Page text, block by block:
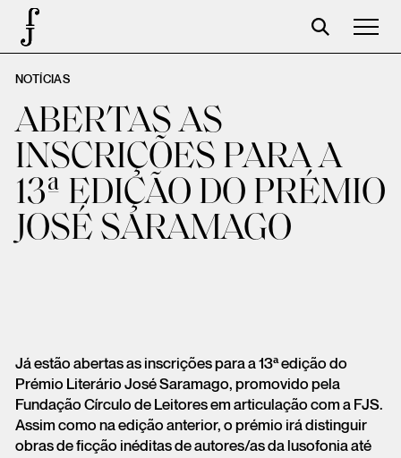
José Saramago
Programación
La Fundación
Aparceros
Centenario
Acceso
NOTÍCIAS
ABERTAS AS
INSCRIÇÕES PARA A
13ª EDIÇÃO DO PRÉMIO
JOSÉ SARAMAGO
Já estão abertas as inscrições para a 13ª edição do
Prémio Literário José Saramago, promovido pela
Fundação Círculo de Leitores em articulação com a FJS.
Assim como na edição anterior, o prémio irá distinguir
obras de ficção inéditas de autores/as da lusofonia até